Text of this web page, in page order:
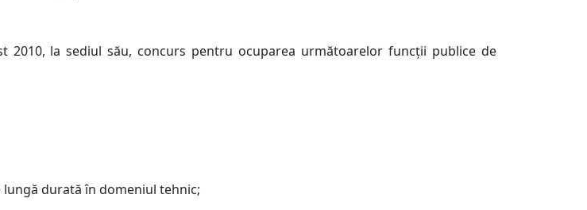
2010, la sediul său, concurs pentru ocuparea următoarelor funcţii publice de
durată în domeniul tehnic;